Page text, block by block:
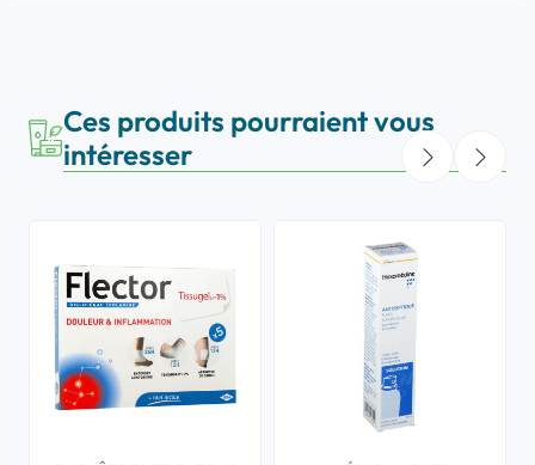
Ces produits pourraient vous
intéresser